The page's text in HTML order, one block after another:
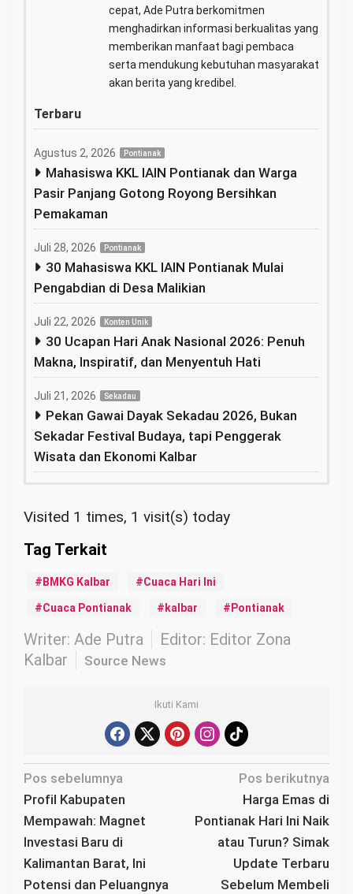
cepat, Ade Putra berkomitmen
menghadirkan informasi berkualitas yang
memberikan manfaat bagi pembaca
serta mendukung kebutuhan masyarakat
akan berita yang kredibel.
Terbaru
Agustus 2, 2026 Pontianak
Mahasiswa KKL IAIN Pontianak dan Warga
Pasir Panjang Gotong Royong Bersihkan
Pemakaman
Juli 28, 2026 Pontianak
30 Mahasiswa KKL IAIN Pontianak Mulai
Pengabdian di Desa Malikian
Juli 22, 2026 Konten Unik
30 Ucapan Hari Anak Nasional 2026: Penuh
Makna, Inspiratif, dan Menyentuh Hati
Juli 21, 2026 Sekadau
Pekan Gawai Dayak Sekadau 2026, Bukan
Sekadar Festival Budaya, tapi Penggerak
Wisata dan Ekonomi Kalbar
Visited 1 times, 1 visit(s) today
BMKG Kalbar Cuaca Hari Ini
Cuaca Pontianak kalbar Pontianak
Writer: Ade Putra
Editor: Editor Zona
Kalbar
Source News
Ikuti Kami
N
a
v
i
g
a
Pos sebelumnya
Profil Kabupaten
Mempawah: Magnet
Investasi Baru di
Kalimantan Barat, Ini
Potensi dan Peluangnya
Pos berikutnya
Harga Emas di
Pontianak Hari Ini Naik
atau Turun? Simak
Update Terbaru
Sebelum Membeli